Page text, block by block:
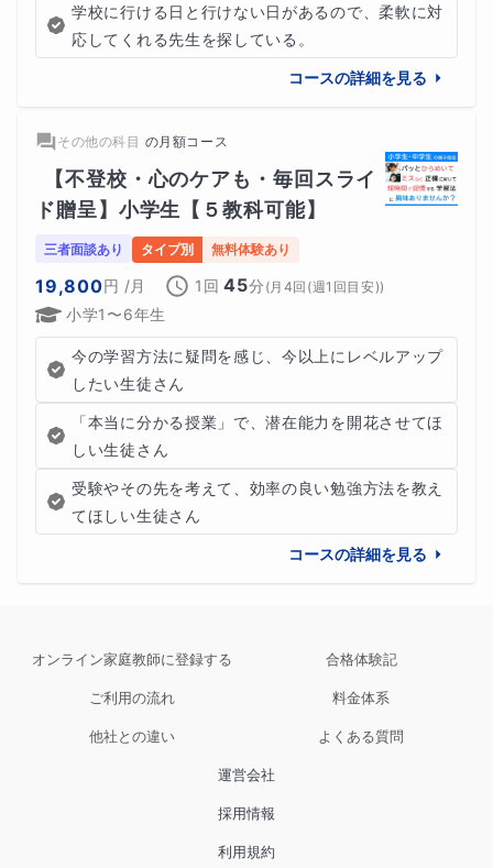
学校に行ける日と行けない日があるので、柔軟に対
応してくれる先生を探している。
コースの詳細を見る
その他の科目 の月額コース
【不登校・心のケアも・毎回スライ
ド贈呈】小学生【５教科可能】
三者面談あり タイプ別 無料体験あり
19,800円 /月 1回 45分 (月4回(週1回目安))
小学1〜6年生
今の学習方法に疑問を感じ、今以上にレベルアップ
したい生徒さん
「本当に分かる授業」で、潜在能力を開花させてほ
しい生徒さん
受験やその先を考えて、効率の良い勉強方法を教え
てほしい生徒さん
コースの詳細を見る
オンライン家庭教師に登録する 合格体験記
ご利用の流れ 料金体系
他社との違い よくある質問
運営会社
採用情報
利用規約